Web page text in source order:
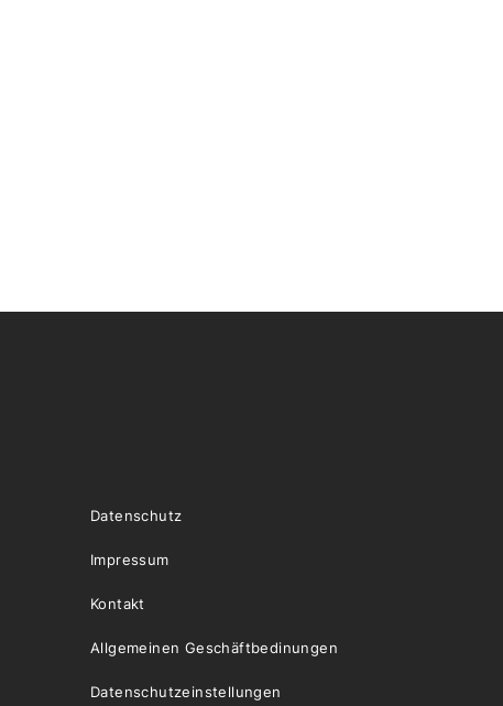
Datenschutz
Impressum
Kontakt
Allgemeinen Geschäftbedinungen
Datenschutzeinstellungen